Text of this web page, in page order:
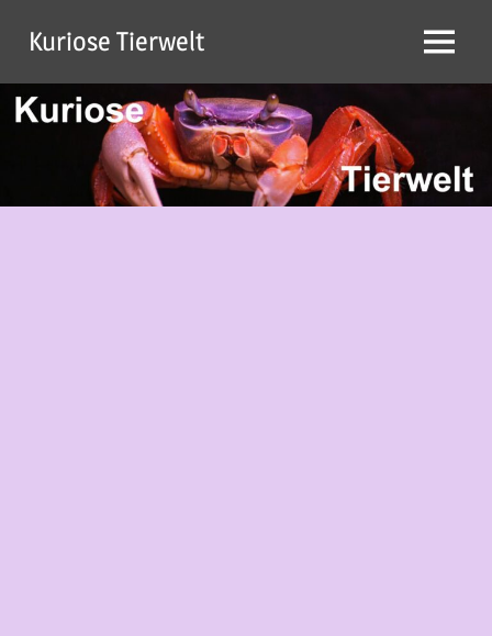
Inhalt
springen
Kuriose Tierwelt Menü